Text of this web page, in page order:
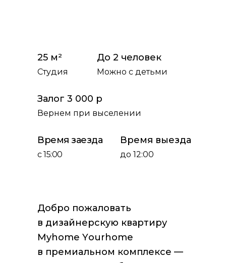
25 м²
Студия
До 2 человек
Можно с детьми
Залог 3 000 р
Вернем при выселении
Время заезда
с 15:00
Время выезда
до 12:00
Добpо пожaловaть
в дизайнерскую кваpтиру
Myhоme Yоurhоme
в пpeмиaльном кoмплeкce —